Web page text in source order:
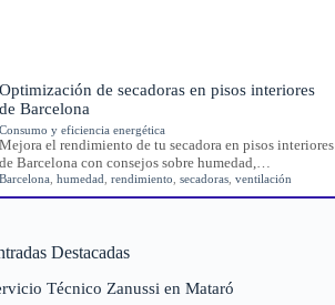
Optimización de secadoras en pisos interiores
de Barcelona
Consumo y eficiencia energética
Mejora el rendimiento de tu secadora en pisos interiores
de Barcelona con consejos sobre humedad,…
Barcelona ,humedad ,rendimiento ,secadoras ,ventilación
Destacadas
Técnico Zanussi en Mataró